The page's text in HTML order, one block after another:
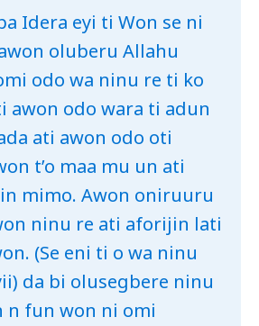
Idera eyi ti Won se ni
oluberu Allahu
odo wa ninu re ti ko
awon odo wara ti adun
ati awon odo oti
t’o maa mu un ati
mimo. Awon oniruuru
ninu re ati aforijin lati
(Se eni ti o wa ninu
da bi olusegbere ninu
n fun won ni omi